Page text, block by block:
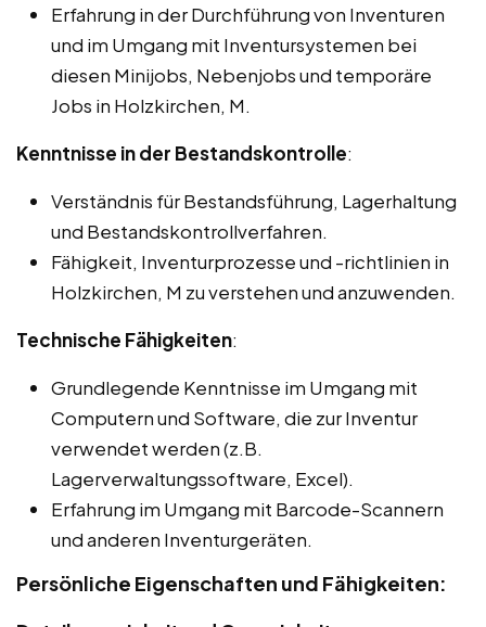
Erfahrung in der Durchführung von Inventuren
und im Umgang mit Inventursystemen bei
diesen Minijobs, Nebenjobs und temporäre
Jobs in Holzkirchen, M.
Kenntnisse in der Bestandskontrolle:
Verständnis für Bestandsführung, Lagerhaltung
und Bestandskontrollverfahren.
Fähigkeit, Inventurprozesse und -richtlinien in
Holzkirchen, M zu verstehen und anzuwenden.
Technische Fähigkeiten:
Grundlegende Kenntnisse im Umgang mit
Computern und Software, die zur Inventur
verwendet werden (z.B.
Lagerverwaltungssoftware, Excel).
Erfahrung im Umgang mit Barcode-Scannern
und anderen Inventurgeräten.
Persönliche Eigenschaften und Fähigkeiten: